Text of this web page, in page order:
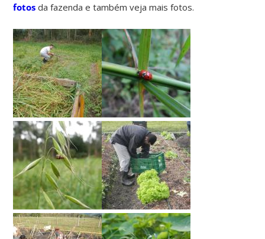
fotos da fazenda e também veja mais fotos.